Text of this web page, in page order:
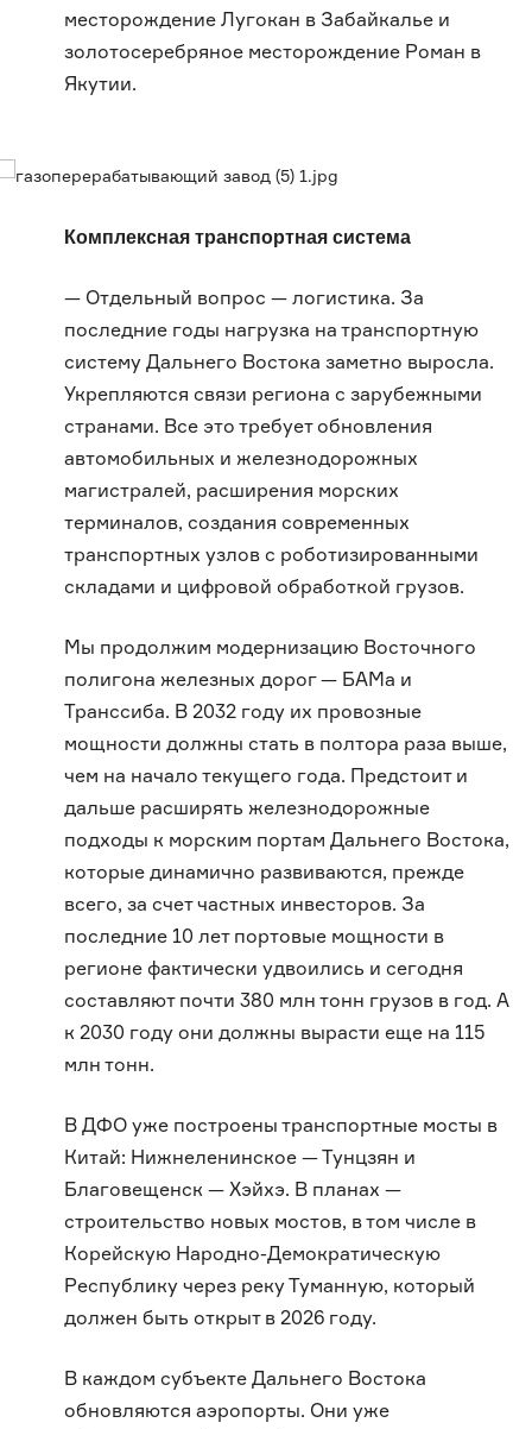
месторождение Лугокан в Забайкалье и
золотосеребряное месторождение Роман в
Якутии.
Комплексная транспортная система
— Отдельный вопрос — логистика. За
последние годы нагрузка на транспортную
систему Дальнего Востока заметно выросла.
Укрепляются связи региона с зарубежными
странами. Все это требует обновления
автомобильных и железнодорожных
магистралей, расширения морских
терминалов, создания современных
транспортных узлов с роботизированными
складами и цифровой обработкой грузов.
Мы продолжим модернизацию Восточного
полигона железных дорог — БАМа и
Транссиба. В 2032 году их провозные
мощности должны стать в полтора раза выше,
чем на начало текущего года. Предстоит и
дальше расширять железнодорожные
подходы к морским портам Дальнего Востока,
которые динамично развиваются, прежде
всего, за счет частных инвесторов. За
последние 10 лет портовые мощности в
регионе фактически удвоились и сегодня
составляют почти 380 млн тонн грузов в год. А
к 2030 году они должны вырасти еще на 115
млн тонн.
В ДФО уже построены транспортные мосты в
Китай: Нижнеленинское — Тунцзян и
Благовещенск — Хэйхэ. В планах —
строительство новых мостов, в том числе в
Корейскую Народно-Демократическую
Республику через реку Туманную, который
должен быть открыт в 2026 году.
В каждом субъекте Дальнего Востока
обновляются аэропорты. Они уже